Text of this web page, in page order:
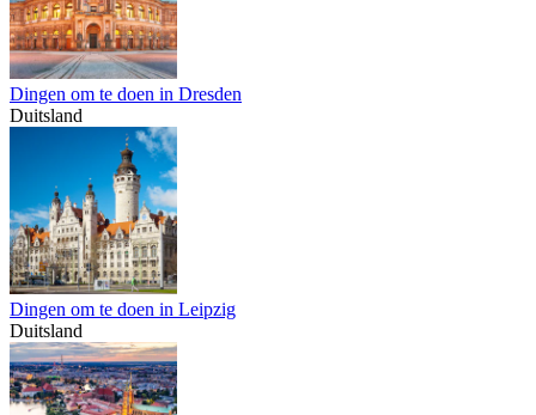
Dingen om te doen in Dresden
Duitsland
Dingen om te doen in Leipzig
Duitsland